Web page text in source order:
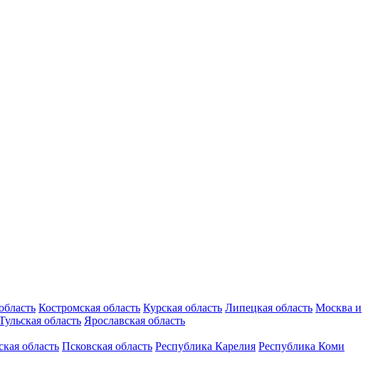
Костромская область Курская область Липецкая область Москва и
область Ярославская область
область Псковская область Республика Карелия Республика Коми